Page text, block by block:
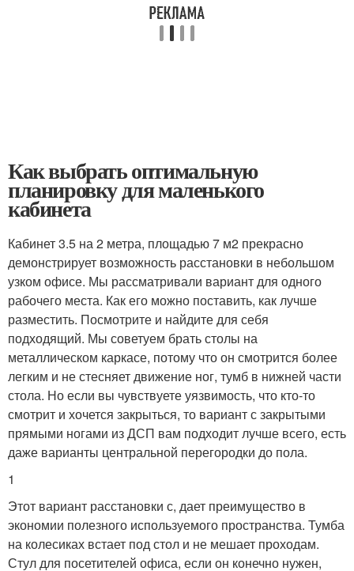
Как выбрать оптимальную
планировку для маленького
кабинета
Кабинет 3.5 на 2 метра, площадью 7 м2 прекрасно
демонстрирует возможность расстановки в небольшом
узком офисе. Мы рассматривали вариант для одного
рабочего места. Как его можно поставить, как лучше
разместить. Посмотрите и найдите для себя
подходящий. Мы советуем брать столы на
металлическом каркасе, потому что он смотрится более
легким и не стесняет движение ног, тумб в нижней части
стола. Но если вы чувствуете уязвимость, что кто-то
смотрит и хочется закрыться, то вариант с закрытыми
прямыми ногами из ДСП вам подходит лучше всего, есть
даже варианты центральной перегородки до пола.
1
Этот вариант расстановки с, дает преимущество в
экономии полезного используемого пространства. Тумба
на колесиках встает под стол и не мешает проходам.
Стул для посетителей офиса, если он конечно нужен,